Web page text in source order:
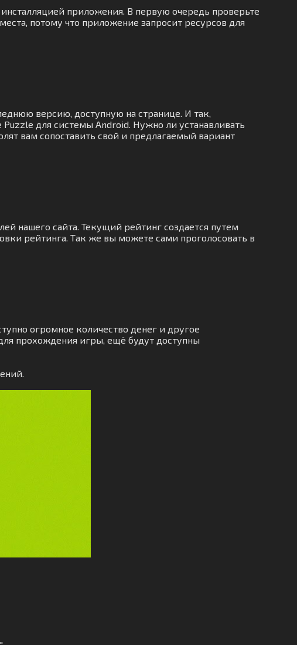
приложения. В первую очередь проверьте
потому что приложение запросит ресурсов для
версию, доступную на странице. И так,
для системы Android. Нужно ли устанавливать
вам сопоставить свой и предлагаемый вариант
нашего сайта. Текущий рейтинг создается путем
рейтинга. Так же вы можете сами проголосовать в
огромное количество денег и другое
прохождения игры, ещё будут доступны